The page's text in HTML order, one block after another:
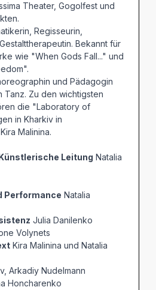
Theater, Gogolfest und
Regisseurin,
Bekannt für
wie "When Gods Fall..." und
und Pädagogin
Tanz. Zu den wichtigsten
die "Laboratory of
in Kharkiv in
Malinina.
Leitung Natalia
Performance Natalia
Julia Danilenko
Volynets
Kira Malinina und Natalia
Arkadiy Nudelmann
Honcharenko